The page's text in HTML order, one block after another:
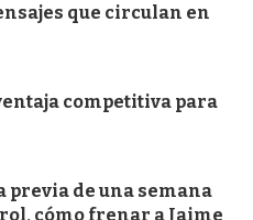
que circulan en
competitiva para
previa de una semana
cómo frenar a Jaime